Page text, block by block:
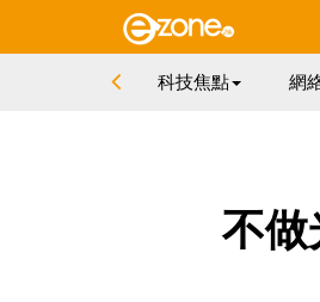
科技焦點 網
不